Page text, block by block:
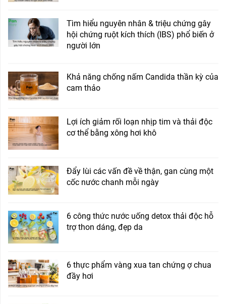
Tìm hiểu nguyên nhân & triệu chứng gây
hội chứng ruột kích thích (IBS) phổ biến ở
người lớn
Khả năng chống nấm Candida thần kỳ của
cam thảo
Lợi ích giảm rối loạn nhịp tim và thải độc
cơ thể bằng xông hơi khô
Đẩy lùi các vấn đề về thận, gan cùng một
cốc nước chanh mỗi ngày
6 công thức nước uống detox thải độc hỗ
trợ thon dáng, đẹp da
6 thực phẩm vàng xua tan chứng ợ chua
đầy hơi